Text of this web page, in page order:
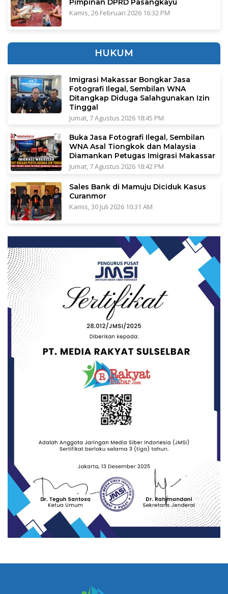
Pimpinan DPRD Pasangkayu
Kamis, 26 Februari 2026 16:32 PM
HUKUM
Imigrasi Makassar Bongkar Jasa
Fotografi Ilegal, Sembilan WNA
Ditangkap Diduga Salahgunakan Izin
Tinggal
Jumat, 7 Agustus 2026 18:45 PM
Buka Jasa Fotografi Ilegal, Sembilan
WNA Asal Tiongkok dan Malaysia
Diamankan Petugas Imigrasi Makassar
Jumat, 7 Agustus 2026 18:42 PM
Sales Bank di Mamuju Diciduk Kasus
Curanmor
Kamis, 30 Juli 2026 10:31 AM